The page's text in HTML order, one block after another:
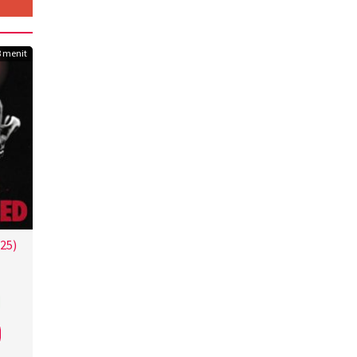
menit